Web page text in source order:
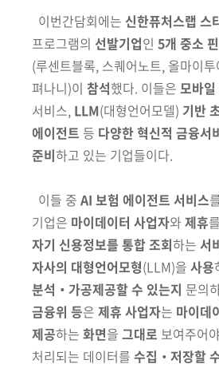
이번간담회에는 신한퓨처스랩 스
프로그램의 선발기업인 5개 중소
(루센트블록, 스퀘어노트, 올마이
펴나니)이 참석했다. 이들은 모바
서비스, LLM(대형언어모델) 기반
에이전트 등 다양한 혁신적 금융서
준비하고 있는 기업들이다.
이들 중 AI 보험 에이전트 서비스
기업은 마이데이터 사업자와 제휴
자기 신용정보를 통합 조회하는 서
자사의 대형언어모형(LLM)을 사용
분석‧ 가공제공할 수 있는지 문의
금융위 등은 제휴 사업자는 마이데
제공하는 화면을 그대로 보여주어
처리되는 데이터를 수집‧저장할